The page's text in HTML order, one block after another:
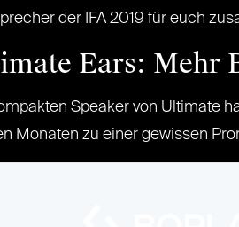
der IFA 2019 für euch
Ears: Mehr
Speaker von Ultimate
Monaten zu einer gewissen